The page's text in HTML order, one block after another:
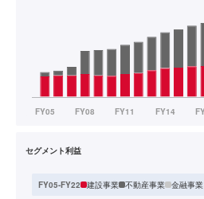
セグメント利益
FY05-FY22 建設事業 不動産事業 金融事業